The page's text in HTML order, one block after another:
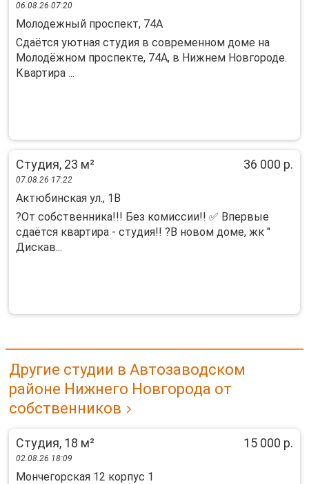
06.08.26 07:20
Молодежный проспект, 74А
Сдаётся уютная студия в современном доме на
Молодёжном проспекте, 74А, в Нижнем Новгороде.
Квартира ...
Студия, 23 м² 36 000 р.
07.08.26 17:22
Актюбинская ул., 1В
?От собственника!!! Без комиссии!! ✅ Впервые
сдаётся квартира - студия!! ?В новом доме, жк "
Дискав...
Другие студии в Автозаводском
районе Нижнего Новгорода от
собственников
Студия, 18 м² 15 000 р.
02.08.26 18:09
Мончегорская 12 корпус 1